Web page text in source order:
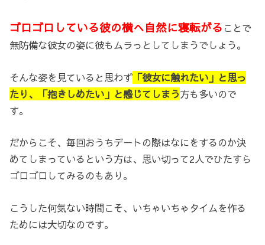
ゴロゴロしている彼の横へ自然に寝転がることで
無防備な彼女の姿に彼もムラっとしてしまうでしょう。
そんな姿を見ていると思わず 「彼女に触れたい」と思っ
たり、「抱きしめたい」と感じてしまう方も多いので
す。
だからこそ、毎回おうちデートの際はなにをするのか決
めてしまっているという方は、思い切って2人でひたすら
ゴロゴロしてみるのもあり。
こうした何気ない時間こそ、いちゃいちゃタイムを作る
ためには大切なのです。